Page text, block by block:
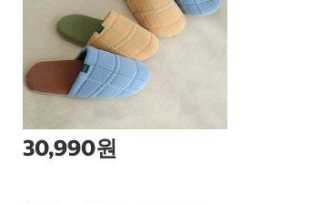
30,990원